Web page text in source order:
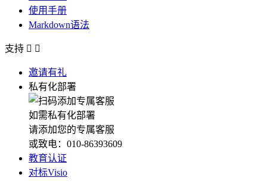
使用手册
Markdown语法
支持  
邀请有礼
私有化部署
如需私有化部署
请添加您的专属客服
或致电：010-86393609
教育认证
对标Visio